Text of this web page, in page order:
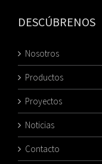
DESCÚBRENOS
Nosotros
Productos
Proyectos
Noticias
Contacto